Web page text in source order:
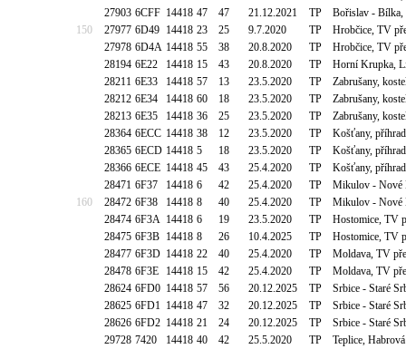
27903 6CFF 14418 47 47 21.12.2021 TP
Bořislav - Bílka,
150
27977 6D49 14418 23 25 9.7.2020 TP
Hrobčice, TV
27978 6D4A 14418 55 38 20.8.2020 TP
Hrobčice, TV
28194 6E22 14418 15 43 20.8.2020 TP
Horní Krupka,
28211 6E33 14418 57 13 23.5.2020 TP
Zabrušany,
28212 6E34 14418 60 18 23.5.2020 TP
Zabrušany,
28213 6E35 14418 36 25 23.5.2020 TP
Zabrušany,
28364 6ECC 14418 38 12 23.5.2020 TP
Košťany,
28365 6ECD 14418 5 18 23.5.2020 TP
Košťany,
28366 6ECE 14418 45 43 25.4.2020 TP
Košťany,
28471 6F37 14418 6 42 25.4.2020 TP
Mikulov - Nové
160
28472 6F38 14418 8 40 25.4.2020 TP
Mikulov - Nové
28474 6F3A 14418 6 19 23.5.2020 TP
Hostomice, TV
28475 6F3B 14418 8 26 10.4.2025 TP
Hostomice, TV
28477 6F3D 14418 22 40 25.4.2020 TP
Moldava, TV
28478 6F3E 14418 15 42 25.4.2020 TP
Moldava, TV
28624 6FD0 14418 57 56 20.12.2025 TP
Srbice - Staré
28625 6FD1 14418 47 32 20.12.2025 TP
Srbice - Staré
28626 6FD2 14418 21 24 20.12.2025 TP
Srbice - Staré
29728 7420 14418 40 42 25.5.2020 TP
Teplice,